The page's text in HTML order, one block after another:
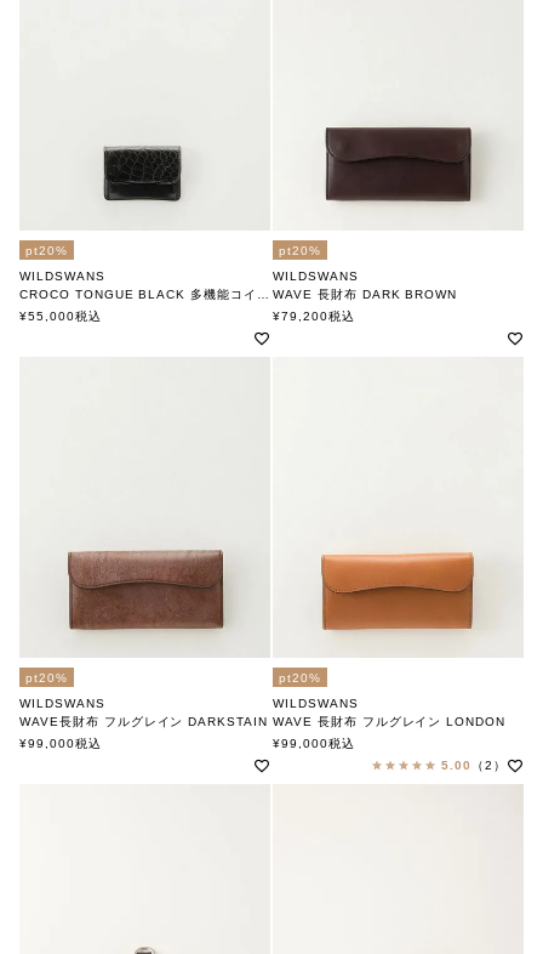
pt20%
WILDSWANS
CROCO TONGUE BLACK 多機能コインケース
ワイルドスワンズ
¥55,000税込
pt20%
WILDSWANS
WAVE 長財布 DARK BROWN
ワイルドスワンズ
¥79,200税込
pt20%
WILDSWANS
WAVE長財布 フルグレイン DARKSTAIN
ワイルドスワンズ
¥99,000税込
pt20%
WILDSWANS
WAVE 長財布 フルグレイン LONDON
ワイルドスワンズ
¥99,000税込
5.00
（2）